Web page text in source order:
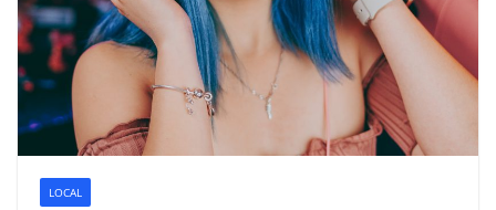
LOCAL